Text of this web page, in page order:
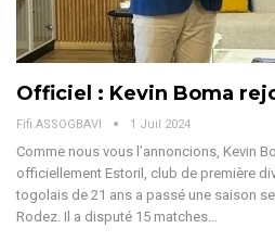
Officiel : Kevin Boma
Fifi ASSOGBAVI 1 Juil 2024
Comme nous vous l’annoncions, Kevin
officiellement Estoril, club de première
togolais de 21 ans a passé une saison
Rodez. Il a disputé 15 matches